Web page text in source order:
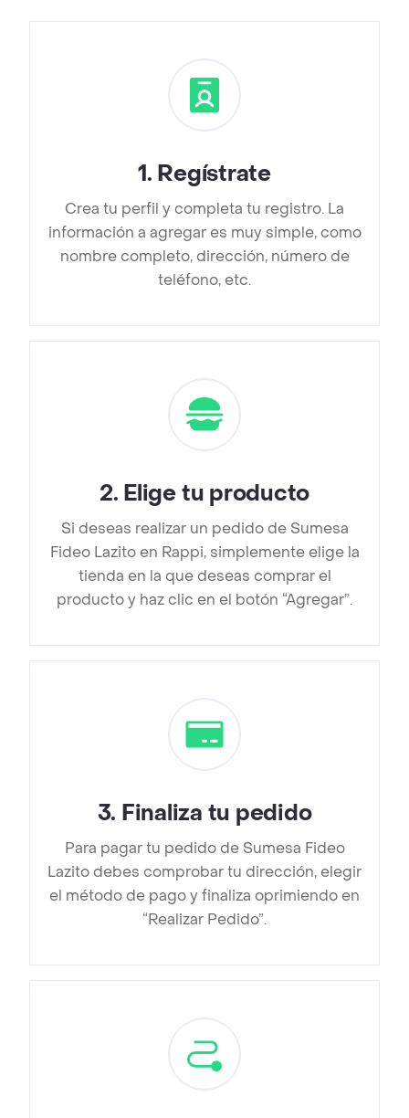
1. Regístrate
Crea tu perfil y completa tu registro. La
información a agregar es muy simple, como
nombre completo, dirección, número de
teléfono, etc.
2. Elige tu producto
Si deseas realizar un pedido de Sumesa
Fideo Lazito en Rappi, simplemente elige la
tienda en la que deseas comprar el
producto y haz clic en el botón “Agregar”.
3. Finaliza tu pedido
Para pagar tu pedido de Sumesa Fideo
Lazito debes comprobar tu dirección, elegir
el método de pago y finaliza oprimiendo en
“Realizar Pedido”.